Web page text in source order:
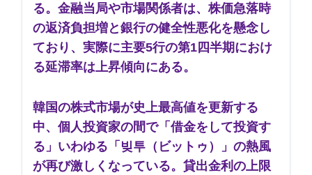
る。金融当局や市場関係者は、株価急落時
の返済負担増と銀行の健全性悪化を懸念し
ており、実際に主要5行の第1四半期におけ
る延滞率は上昇傾向にある。
韓国の株式市場が史上最高値を更新する
中、個人投資家の間で「借金をして投資す
る」いわゆる「빚투（ビットゥ）」の熱風
が再び激しくなっている。貸出金利の上限